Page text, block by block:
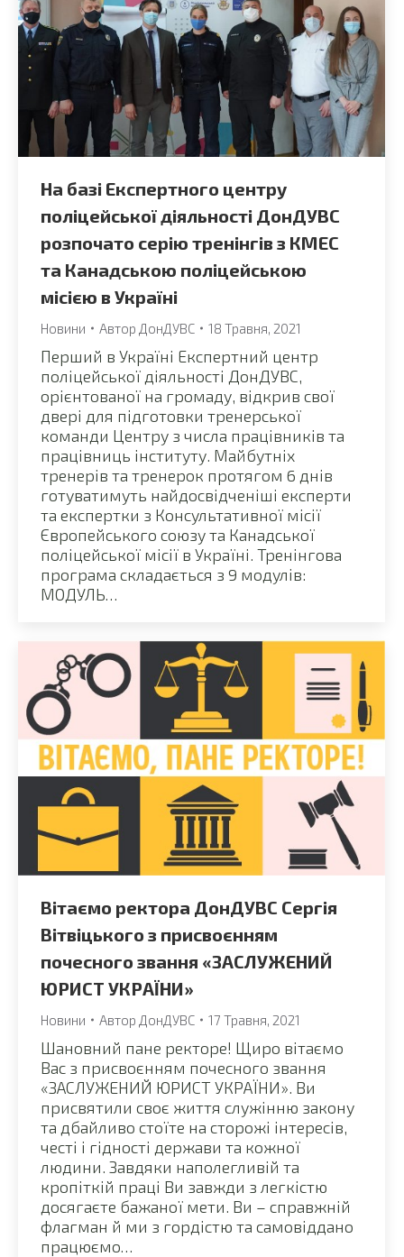
На базі Експертного центру
поліцейської діяльності ДонДУВС
розпочато серію тренінгів з КМЕС
та Канадською поліцейською
місією в Україні
Новини Автор ДонДУВС 18 Травня, 2021
Перший в Україні Експертний центр
поліцейської діяльності ДонДУВС,
орієнтованої на громаду, відкрив свої
двері для підготовки тренерської
команди Центру з числа працівників та
працівниць інституту. Майбутніх
тренерів та тренерок протягом 6 днів
готуватимуть найдосвідченіші експерти
та експертки з Консультативної місії
Європейського союзу та Канадської
поліцейської місії в Україні. Тренінгова
програма складається з 9 модулів:
МОДУЛЬ…
Вітаємо ректора ДонДУВС Сергія
Вітвіцького з присвоєнням
почесного звання «ЗАСЛУЖЕНИЙ
ЮРИСТ УКРАЇНИ»
Новини Автор ДонДУВС 17 Травня, 2021
Шановний пане ректоре! Щиро вітаємо
Вас з присвоєнням почесного звання
«ЗАСЛУЖЕНИЙ ЮРИСТ УКРАЇНИ». Ви
присвятили своє життя служінню закону
та дбайливо стоїте на сторожі інтересів,
честі і гідності держави та кожної
людини. Завдяки наполегливій та
кропіткій праці Ви завжди з легкістю
досягаєте бажаної мети. Ви – справжній
флагман й ми з гордістю та самовіддано
працюємо…